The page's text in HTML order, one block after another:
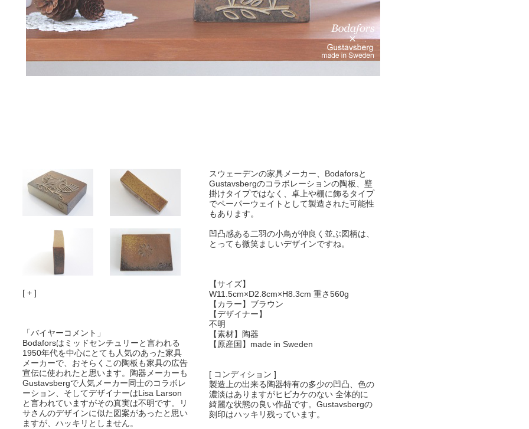
[ + ]
「バイヤーコメント」
Bodaforsはミッドセンチュリーと言われる
1950年代を中心にとても人気のあった家具
メーカーで、おそらくこの陶板も家具の広告
宣伝に使われたと思います。陶器メーカーも
Gustavsbergで人気メーカー同士のコラボレ
ーション、そしてデザイナーはLisa Larson
と言われていますがその真実は不明です。リ
サさんのデザインに似た図案があったと思い
ますが、ハッキリとしません。
スウェーデンの家具メーカー、Bodaforsと
Gustavsbergのコラボレーションの陶板、壁
掛けタイプではなく、卓上や棚に飾るタイプ
でペーパーウェイトとして製造された可能性
もあります。
凹凸感ある二羽の小鳥が仲良く並ぶ図柄は、
とっても微笑ましいデザインですね。
【サイズ】
W11.5cm×D2.8cm×H8.3cm 重さ560g
【カラー】ブラウン
【デザイナー】
不明
【素材】陶器
【原産国】made in Sweden
[ コンディション ]
製造上の出来る陶器特有の多少の凹凸、色の
濃淡はありますがヒビカケのない 全体的に
綺麗な状態の良い作品です。Gustavsbergの
刻印はハッキリ残っています。